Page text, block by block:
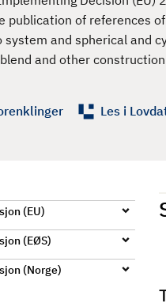
publication of references
system and spherical and
and other
Les i
(EU)
(EØS)
(Norge)